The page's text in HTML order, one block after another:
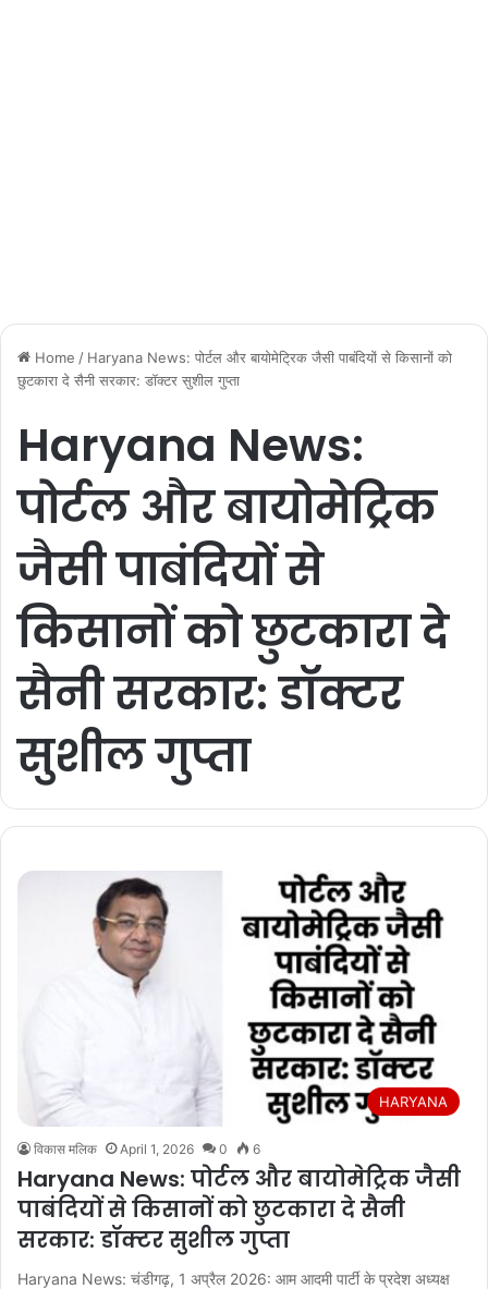
Home / Haryana News: पोर्टल और बायोमेट्रिक जैसी पाबंदियों से किसानों को
छुटकारा दे सैनी सरकार: डॉक्टर सुशील गुप्ता
Haryana News:
पोर्टल और बायोमेट्रिक
जैसी पाबंदियों से
किसानों को छुटकारा दे
सैनी सरकार: डॉक्टर
सुशील गुप्ता
HARYANA
विकास मलिक April 1, 2026 0 6
Haryana News: पोर्टल और बायोमेट्रिक जैसी
पाबंदियों से किसानों को छुटकारा दे सैनी
सरकार: डॉक्टर सुशील गुप्ता
Haryana News: ​चंडीगढ़, 1 अप्रैल 2026: आम आदमी पार्टी के प्रदेश अध्यक्ष